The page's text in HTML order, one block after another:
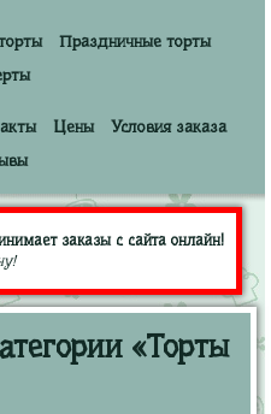
Праздничные торты
Цены
Условия заказа
заказы с сайта онлайн!
«Торты